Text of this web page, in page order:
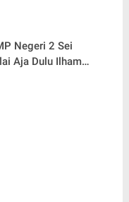
Negeri 2 Sei
Aja Dulu Ilham
untuk